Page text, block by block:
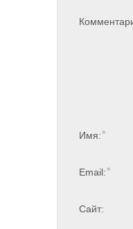
Имя:*
Email:*
Сайт: